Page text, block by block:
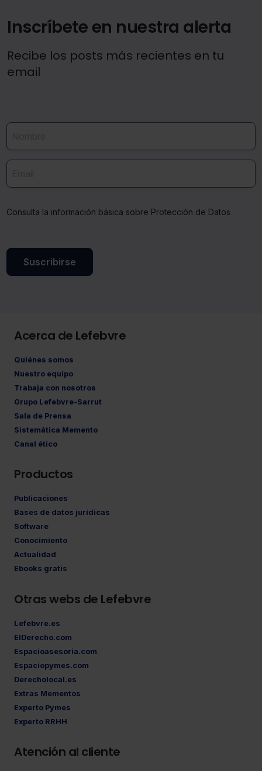
Inscríbete en nuestra alerta
Recibe los posts más recientes en tu
email
Consulta la información básica sobre Protección de Datos
Suscribirse
Acerca de Lefebvre
Quiénes somos
Nuestro equipo
Trabaja con nosotros
Grupo Lefebvre-Sarrut
Sala de Prensa
Sistemática Memento
Canal ético
Productos
Publicaciones
Bases de datos jurídicas
Software
Conocimiento
Actualidad
Ebooks gratis
Otras webs de Lefebvre
Lefebvre.es
ElDerecho.com
Espacioasesoria.com
Espaciopymes.com
Derecholocal.es
Extras Mementos
Experto Pymes
Experto RRHH
Atención al cliente